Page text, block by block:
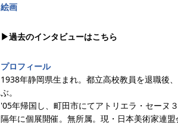
絵画
▶︎過去のインタビューはこちら
プロフィール
1938年静岡県生まれ。都立高校教員を退職後
ぶ。
'05年帰国し、町田市にてアトリエラ・セーヌ
隔年に個展開催。無所属。現・日本美術家連盟